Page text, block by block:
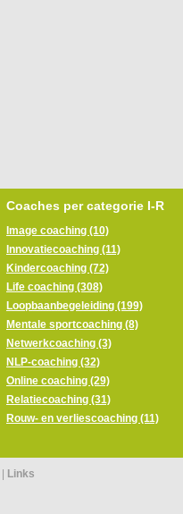
Coaches per categorie I-R
Image coaching (10)
Innovatiecoaching (11)
Kindercoaching (72)
Life coaching (308)
Loopbaanbegeleiding (199)
Mentale sportcoaching (8)
Netwerkcoaching (3)
NLP-coaching (32)
Online coaching (29)
Relatiecoaching (31)
Rouw- en verliescoaching (11)
Links